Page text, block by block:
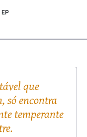
que
só encontra
temperante